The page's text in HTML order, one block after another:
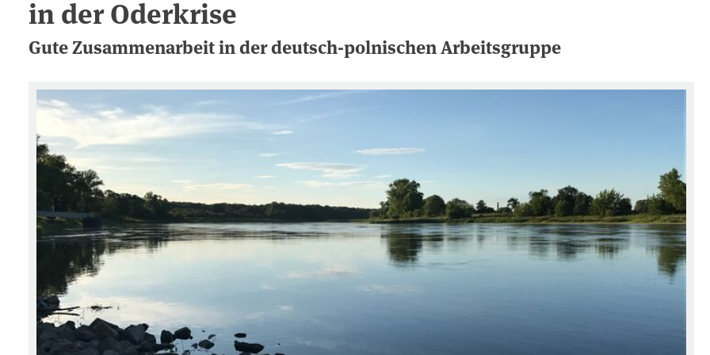
in der Oderkrise
Gute Zusammenarbeit in der deutsch-polnischen Arbeitsgruppe